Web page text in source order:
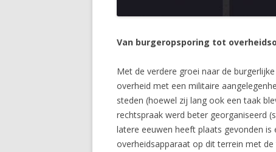
Van burgeropsporing tot
Met de verdere groei naar de
overheid met een militaire
steden (hoewel zij lang ook een taak
rechtspraak werd beter georganiseerd
latere eeuwen heeft plaats gevonden
overheidsapparaat op dit terrein met